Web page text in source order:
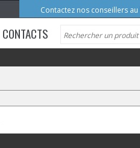
Contactez nos conseillers au
CONTACTS